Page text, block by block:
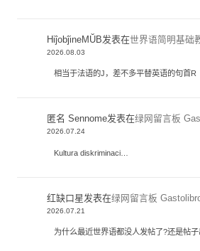
HiĵobĵineMŬB发表在世界语简明基础
2026.08.03
相当于法语的J，差不多平替英语的句首R
匿名 Sennome发表在绿网留言板
2026.07.24
Kultura diskriminaci…
红缺口星发表在绿网留言板
2026.07.21
为什么最近世界语都没人发帖了?还是帖子